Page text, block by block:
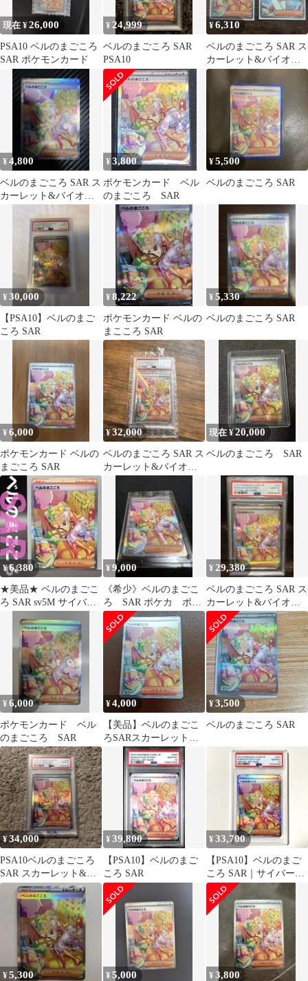
現在 ¥26,000
PSA10 ベルのまごころ
SAR ポケモンカード
¥24,999
ベルのまごころ SAR
PSA10
¥6,310
ベルのまごころ SAR ス
カーレット&バイオレ
ット 拡張パック サイバ
ージャッ…
¥4,800
ベルのまごころ SAR ス
カーレット&バイオレ
ージャッ…
¥3,800
ポケモンカード ベル
のまごころ SAR
¥5,500
ベルのまごころ SAR
¥30,000
【PSA10】ベルのまご
ころ SAR
¥8,222
ポケモンカード ベルの
まこころ SAR
¥5,330
ベルのまごころ SAR
¥6,000
ポケモンカード ベルの
まごころ SAR
¥32,000
ベルのまごころ SAR ス
カーレット&バイオレ
ージャッ…
現在 ¥20,000
ベルのまごころ SAR
¥6,380
★美品★ ベルのまごこ
ろ SAR sv5M サイバー
¥9,000
《希少》ベルのまごこ
ろ SAR ポケカ ポケ
モン
¥ 29,380
ベルのまごころ SAR ス
カーレット&バイオレ
ット 拡張パック
097/071
¥6,000
ポケモンカード ベル
のまごころ SAR
¥4,000
【美品】ベルのまごこ
ろSARスカーレット&
バイオレット拡張パッ
クサイバージャッ…
¥3,500
ベルのまごころ SAR
¥34,000
PSA10ベルのまごころ
SAR スカーレット&バ
イオレット
¥39,800
【PSA10】ベルのまご
ころ SAR
¥33,700
【PSA10】ベルのまご
ころ SAR｜サイバージ
ャッジ 2024 097/071
¥5,300 ¥5,000 ¥3,800